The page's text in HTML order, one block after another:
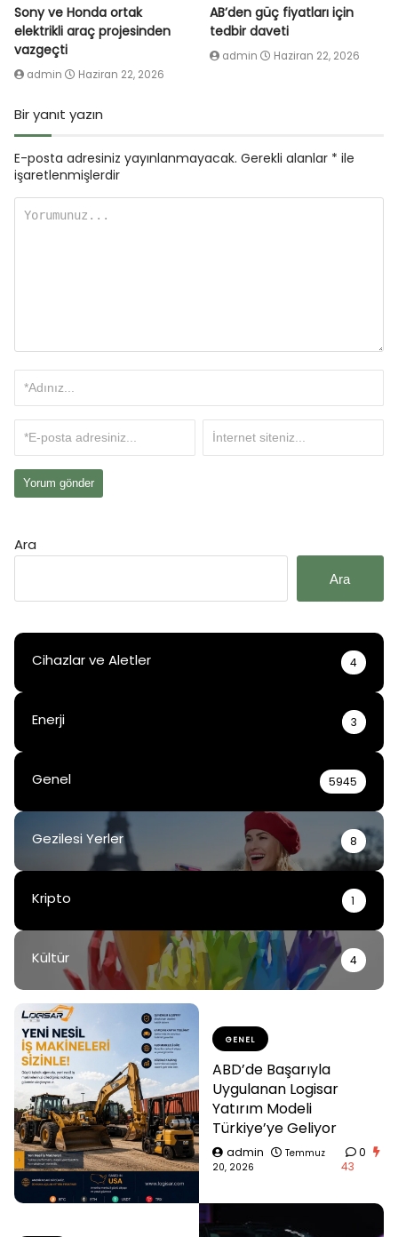
Sony ve Honda ortak
elektrikli araç projesinden
vazgeçti
admin Haziran 22, 2026
AB’den güç fiyatları için
tedbir daveti
admin Haziran 22, 2026
Bir yanıt yazın
E-posta adresiniz yayınlanmayacak. Gerekli alanlar * ile
işaretlenmişlerdir
Ara
Ara
Cihazlar ve Aletler 4
Enerji 3
Genel 5945
Gezilesi Yerler 8
Kripto 1
Kültür 4
GENEL
ABD’de Başarıyla
Uygulanan Logisar
Yatırım Modeli
Türkiye’ye Geliyor
admin
Temmuz
20, 2026
0
43